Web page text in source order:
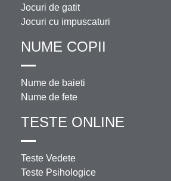
Jocuri de gatit
Jocuri cu impuscaturi
NUME COPII
Nume de baieti
Nume de fete
TESTE ONLINE
Teste Vedete
Teste Psihologice